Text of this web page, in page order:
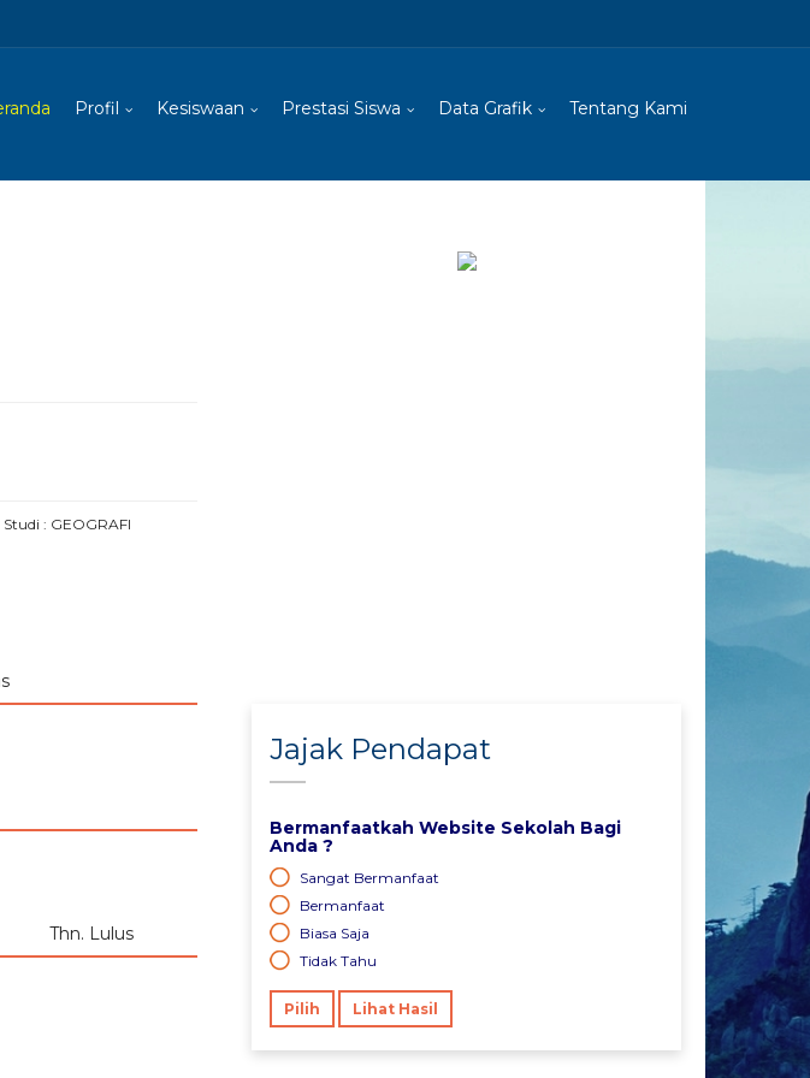
Profil Kesiswaan Prestasi Siswa Data Grafik Tentang Kami
: GEOGRAFI
Thn. Lulus
Jajak Pendapat
Bermanfaatkah Website Sekolah Bagi
Anda ?
Sangat Bermanfaat
Bermanfaat
Biasa Saja
Tidak Tahu
Pilih Lihat Hasil